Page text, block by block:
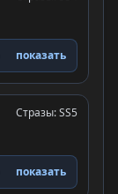
показать
Стразы: SS5
показать